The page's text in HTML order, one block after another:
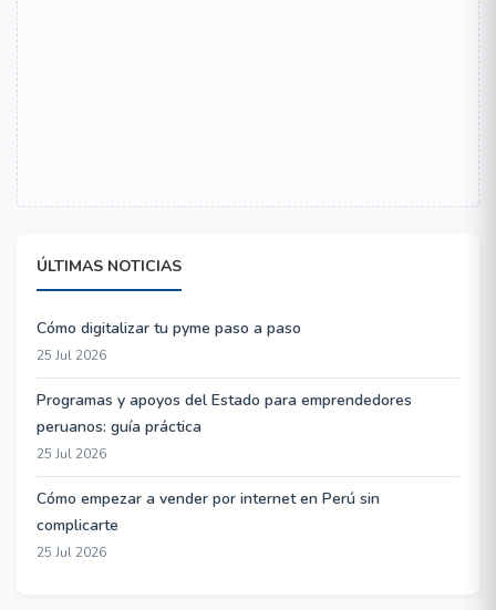
ÚLTIMAS NOTICIAS
Cómo digitalizar tu pyme paso a paso
25 Jul 2026
Programas y apoyos del Estado para emprendedores
peruanos: guía práctica
25 Jul 2026
Cómo empezar a vender por internet en Perú sin
complicarte
25 Jul 2026